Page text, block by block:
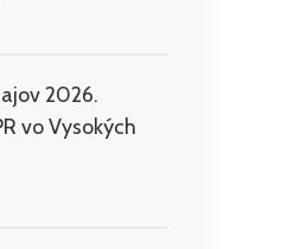
2026.
vo Vysokých